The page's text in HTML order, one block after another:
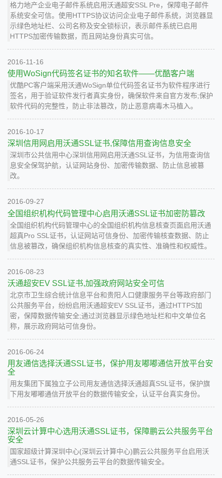
格力地产企业电子邮件系统启用沃通超安SSL Pre，保障电子邮件
系统安全可信。使用HTTPS协议访问企业电子邮件系统，浏览器显
示绿色地址栏、公司名称及安全锁标识，表示邮件系统已启用
HTTPS加密传输数据，而且网站身份真实可信。
2016-11-16
使用WoSign代码签名证书的知名软件——优酷客户端
优酷PC客户端采用沃通WoSign单位代码签名证书为软件程序进行
签名，用于验证软件发行者真实身份，确保软件来自官方发布;保护
软件代码的完整性，防止非法篡改，防止恶意病毒木马植入。
2016-10-17
深圳信用网启用沃通SSL证书,保障信用查询信息安全
深圳市公共信用中心深圳信用网启用沃通SSL证书，为信用查询信
息安全保驾护航，认证网站身份、加密传输数据、防止信息被篡
改。
2016-09-27
全国组织机构代码管理中心启用沃通SSL证书加密防篡改
全国组织机构代码管理中心的全国组织机构信息核查页面启用沃通
超真Pro SSL证书，认证网站可信身份、加密传输核查数据、防止
信息被篡改，确保组织机构信息核查的真实性、准确性和权威性。
2016-08-23
沃通超安EV SSL证书,加强政府网站安全可信
北京市卫生综合统计信息平台和贵阳人口健康服务平台等政府部门
公共服务平台，纷纷启用沃通超安EV SSL证书，通过HTTPS加
密，保障数据传输安全;通过浏览器显示绿色地址栏和中文单位名
称，展示政府网站可信身份。
2016-06-24
用友通信选择沃通SSL证书，保护用友嘟嘟通信开放平台安
全
用友集团下属独立子公司用友通信选择沃通超真SSL证书，保护旗
下用友嘟嘟通信开放平台的数据传输安全，认证平台真实身份。
2016-05-26
深圳云计算中心选用沃通SSL证书，保障鹏云公共服务平台
安全
国家超级计算深圳中心(深圳云计算中心)鹏云公共服务平台启用沃
通SSL证书，保护公共服务云平台的数据传输安全。